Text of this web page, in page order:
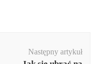
Następny artykuł